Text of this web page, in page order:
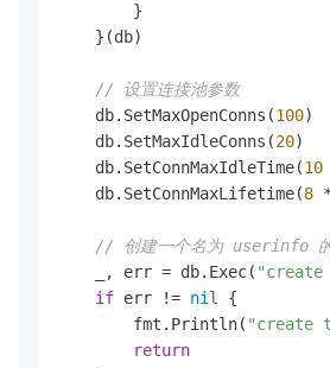
        }
    }(db)
// 设置连接池参数
    db.SetMaxOpenConns(
100
    db.SetMaxIdleConns(
20
    db.SetConnMaxIdleTime(
10
    db.SetConnMaxLifetime(
8
// 创建一个名为 userinfo
    _, err = db.Exec(
if err != nil {
        fmt.Println(
"create
return